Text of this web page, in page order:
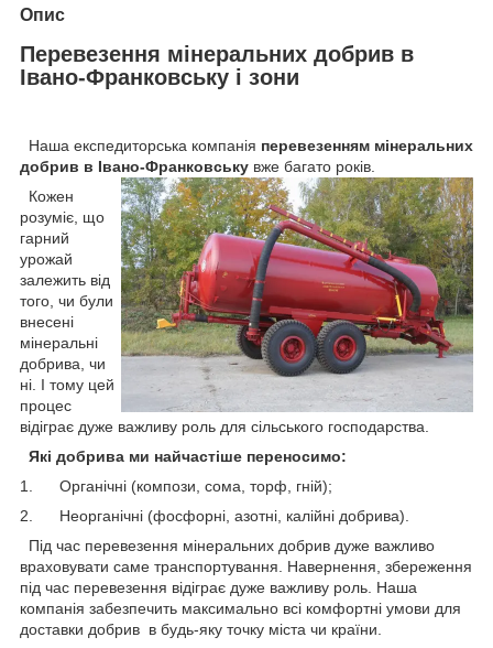
Опис
Перевезення мінеральних добрив в
Івано-Франковську і зони
Наша експедиторська компанія перевезенням мінеральних
добрив в Івано-Франковську вже багато років.
Кожен
розуміє, що
гарний
урожай
залежить від
того, чи були
внесені
мінеральні
добрива, чи
ні. І тому цей
процес
відіграє дуже важливу роль для сільського господарства.
Які добрива ми найчастіше переносимо:
1. Органічні (компози, сома, торф, гній);
2. Неорганічні (фосфорні, азотні, калійні добрива).
Під час перевезення мінеральних добрив дуже важливо
враховувати саме транспортування. Навернення, збереження
під час перевезення відіграє дуже важливу роль. Наша
компанія забезпечить максимально всі комфортні умови для
доставки добрив в будь-яку точку міста чи країни.